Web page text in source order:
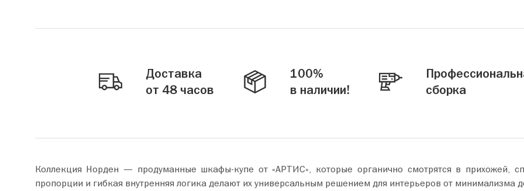
Доставка
от 48 часов
100%
в наличии!
сборка
Коллекция Норден — продуманные шкафы‑купе от «АРТИС», которые органично смотрятся в прихожей,
пропорции и гибкая внутренняя логика делают их универсальным решением для интерьеров от минимализма